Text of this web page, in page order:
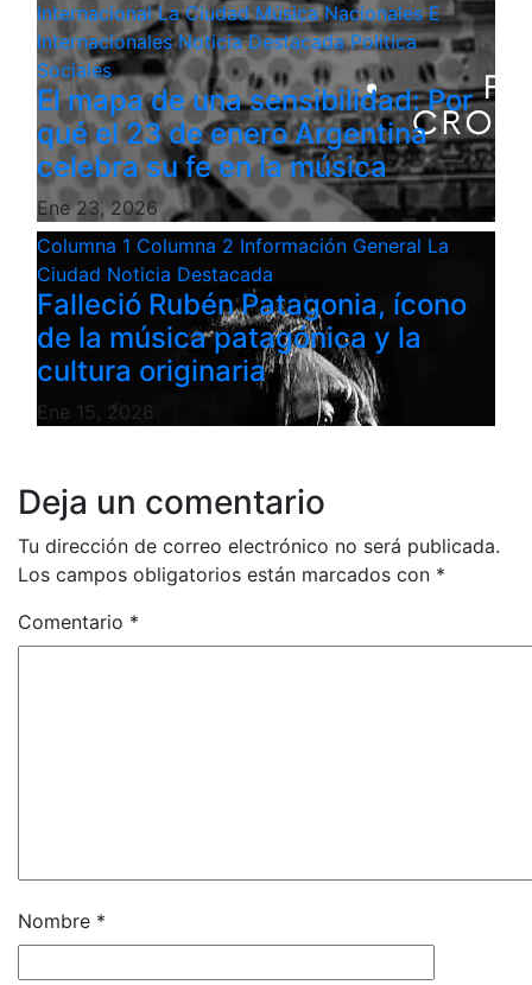
InternacionalLa CiudadMúsicaNacionales E
InternacionalesNoticia DestacadaPolitica
Sociales
El mapa de una sensibilidad: Por
qué el 23 de enero Argentina
celebra su fe en la música
Ene 23, 2026
Columna 1 Columna 2 Información General La
Ciudad Noticia Destacada
Falleció Rubén Patagonia, ícono
de la música patagónica y la
cultura originaria
Ene 15, 2026
Deja un comentario
Tu dirección de correo electrónico no será publicada.
Los campos obligatorios están marcados con *
Comentario *
Nombre *